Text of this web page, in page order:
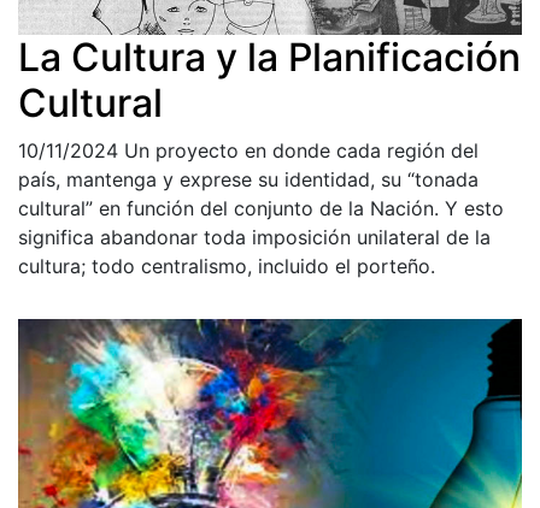
La Cultura y la Planificación
Cultural
10/11/2024 Un proyecto en donde cada región del
país, mantenga y exprese su identidad, su “tonada
cultural” en función del conjunto de la Nación. Y esto
significa abandonar toda imposición unilateral de la
cultura; todo centralismo, incluido el porteño.